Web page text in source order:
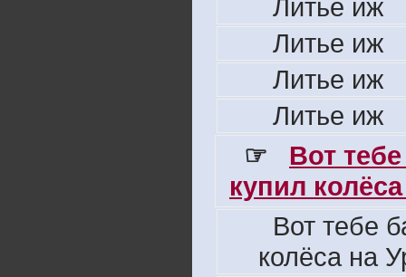
Литье иж
Литье иж
Литье иж
Литье иж
☞
Вот
купил
Вот тебе
колёса на